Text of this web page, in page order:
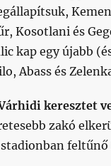
Kosotlani és
kap egy újabb
Abass és
keresztet
zakó
feltűnő